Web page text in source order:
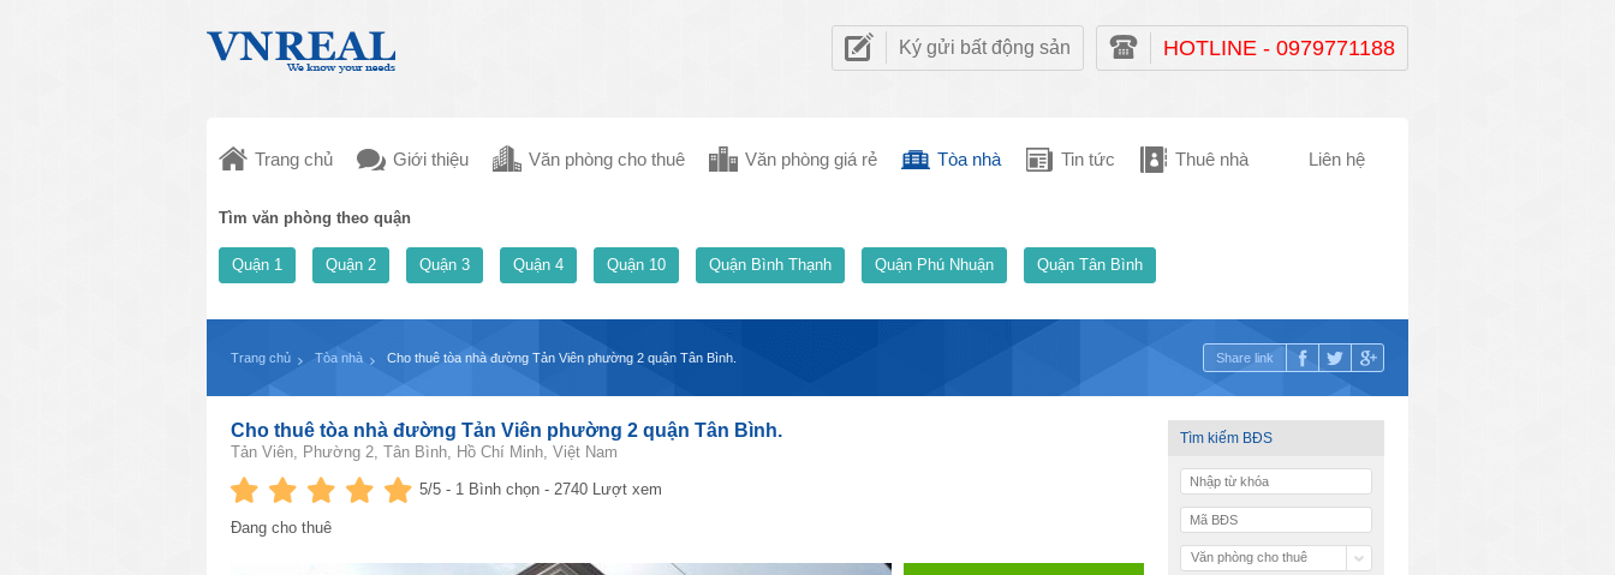
Ký gửi bất động sản HOTLINE - 0979771188
Trang chủ Giới thiệu Văn phòng cho thuê Văn phòng giá rẻ Tòa nhà Tin tức Thuê nhà Liên hệ
Tìm văn phòng theo quận
Quận 1 Quận 2 Quận 3 Quận 4 Quận 10 Quận Bình Thạnh Quận Phú Nhuận Quận Tân Bình
Trang chủ Tòa nhà Cho thuê tòa nhà đường Tản Viên phường 2 quận Tân Bình. Share link
Cho thuê tòa nhà đường Tản Viên phường 2 quận Tân Bình.
Tản Viên, Phường 2, Tân Bình, Hồ Chí Minh, Việt Nam
5/5 - 1 Bình chọn - 2740 Lượt xem
Đang cho thuê
Tìm kiếm BĐS
Văn phòng cho thuê